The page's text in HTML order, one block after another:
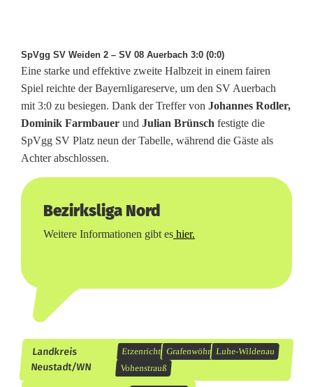
SpVgg SV Weiden 2 – SV 08 Auerbach 3:0 (0:0)
Eine starke und effektive zweite Halbzeit in einem fairen
Spiel reichte der Bayernligareserve, um den SV Auerbach
mit 3:0 zu besiegen. Dank der Treffer von Johannes Rodler,
Dominik Farmbauer und Julian Brünsch festigte die
SpVgg SV Platz neun der Tabelle, während die Gäste als
Achter abschlossen.
Bezirksliga Nord
Weitere Informationen gibt es hier.
Landkreis
Neustadt/WN
Etzenricht Grafenwöhr Luhe-Wildenau
Vohenstrauß